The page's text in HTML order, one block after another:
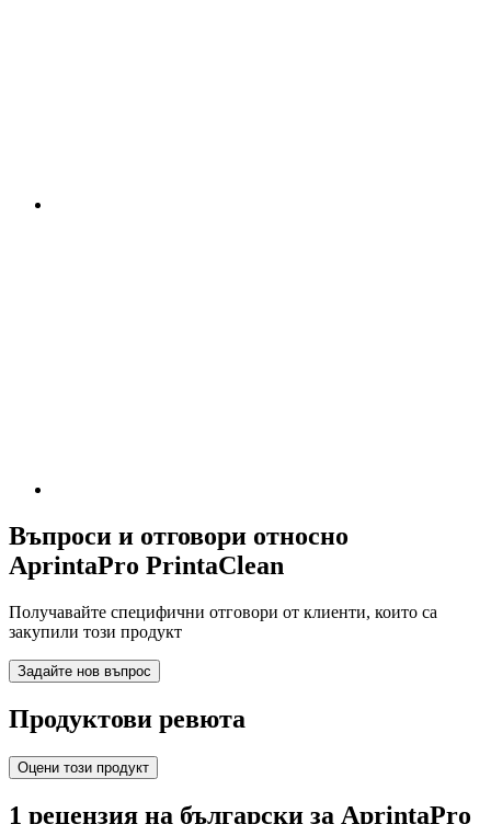
Въпроси и отговори относно
AprintaPro PrintaClean
Получавайте специфични отговори от клиенти, които са
закупили този продукт
Задайте нов въпрос
Продуктови ревюта
Оцени този продукт
1 рецензия на български за AprintaPro